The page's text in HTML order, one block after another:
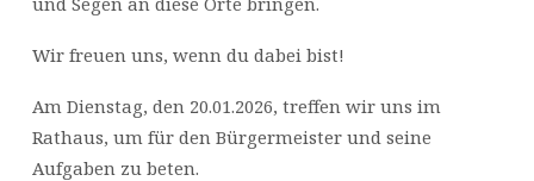
Wir freuen uns, wenn du dabei bist!
Am Dienstag, den 20.01.2026, treffen wir uns im
Rathaus, um für den Bürgermeister und seine
Aufgaben zu beten.